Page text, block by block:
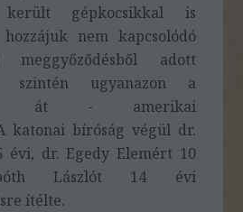
gépkocsikkal is
nem kapcsolódó
meggyőződésből adott
szintén ugyanazon a
át - amerikai
katonai bíróság végül dr.
évi, dr. Egedy Elemért 10
Lászlót 14 évi
ítélte.